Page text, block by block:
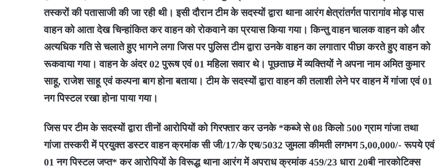
तस्करों की पतासाजी की जा रही थी। इसी दौरान टीम के सदस्यों द्वारा थाना आरंग क्षेत्रांतर्गत पारागांव मोड़ पास
वाहन को आता देख चिन्हांकित कर वाहन को रोकवाने का प्रयास किया गया। किन्तु वाहन चालक वाहन को और
अत्यधिक गति से चलाते हुए भागने लगा जिस पर पुलिस टीम द्वारा उनके वाहन का लगातार पीछा करते हुए वाहन को
रूकवाया गया। वाहन के अंदर 02 पुरूष एवं 01 महिला सवार थे। पूछताछ में व्यक्तियों ने अपना नाम अमित कुमार
साहू, राजेश साहू एवं कल्पना बाग होना बताया। टीम के सदस्यों द्वारा वाहन की तलाशी लेने पर वाहन में गांजा एवं 01
नग पिस्टल रखा होना पाया गया।
जिस पर टीम के सदस्यों द्वारा तीनों आरोपियों को गिरफ्तार कर उनके *कब्जे से 08 किलो 500 ग्राम गांजा तथा
गांजा तस्करी में प्रयुक्त डस्टर वाहन क्रमांक सी जी/17/के एच/5032 जुमला कीमती लगभग 5,00,000/- रूपये एवं
01 नग पिस्टल जप्त* कर आरोपियों के विरूद्ध थाना आरंग में अपराध क्रमांक 459/23 धारा 20बी नारकोटिक्स